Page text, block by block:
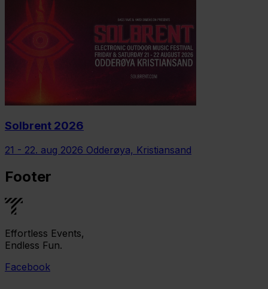
Solbrent 2026
21 - 22. aug 2026 Odderøya, Kristiansand
Footer
Effortless Events,
Endless Fun.
Facebook